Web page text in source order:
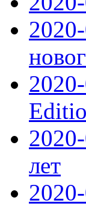
лет